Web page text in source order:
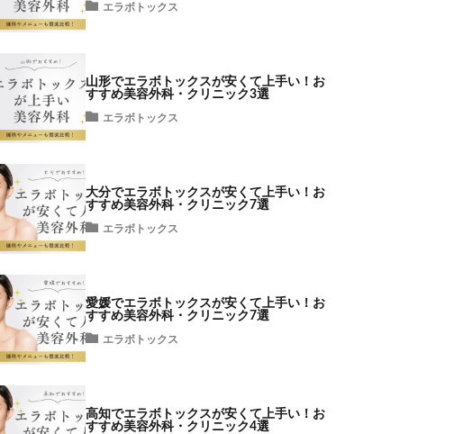
エラボトックス
山形でエラボトックスが安くて上手い！お
すすめ美容外科・クリニック3選
エラボトックス
大分でエラボトックスが安くて上手い！お
すすめ美容外科・クリニック7選
エラボトックス
愛媛でエラボトックスが安くて上手い！お
すすめ美容外科・クリニック7選
エラボトックス
高知でエラボトックスが安くて上手い！お
すすめ美容外科・クリニック4選